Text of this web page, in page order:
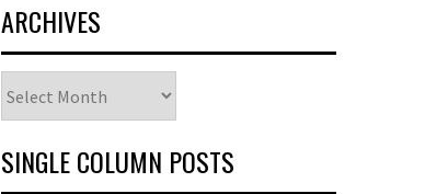
ARCHIVES
SINGLE COLUMN POSTS